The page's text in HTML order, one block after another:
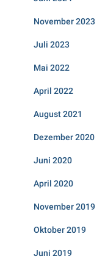
November 2023
Juli 2023
Mai 2022
April 2022
August 2021
Dezember 2020
Juni 2020
April 2020
November 2019
Oktober 2019
Juni 2019